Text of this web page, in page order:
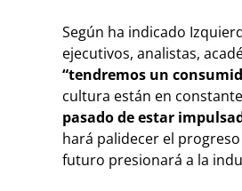
Según ha indicado
ejecutivos, analistas,
“tendremos un
cultura están en
pasado de estar
hará palidecer el
futuro presionará a la